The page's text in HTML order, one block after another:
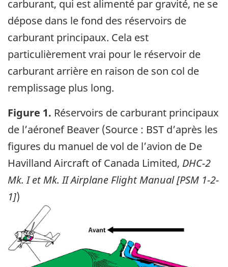
carburant, qui est alimenté par gravité, ne se
dépose dans le fond des réservoirs de
carburant principaux. Cela est
particulièrement vrai pour le réservoir de
carburant arrière en raison de son col de
remplissage plus long.
Figure 1. Réservoirs de carburant principaux
de l’aéronef Beaver (Source : BST d’après les
figures du manuel de vol de l’avion de De
Havilland Aircraft of Canada Limited, DHC-2
Mk. I et Mk. II Airplane Flight Manual [PSM 1-2-
1])
Image